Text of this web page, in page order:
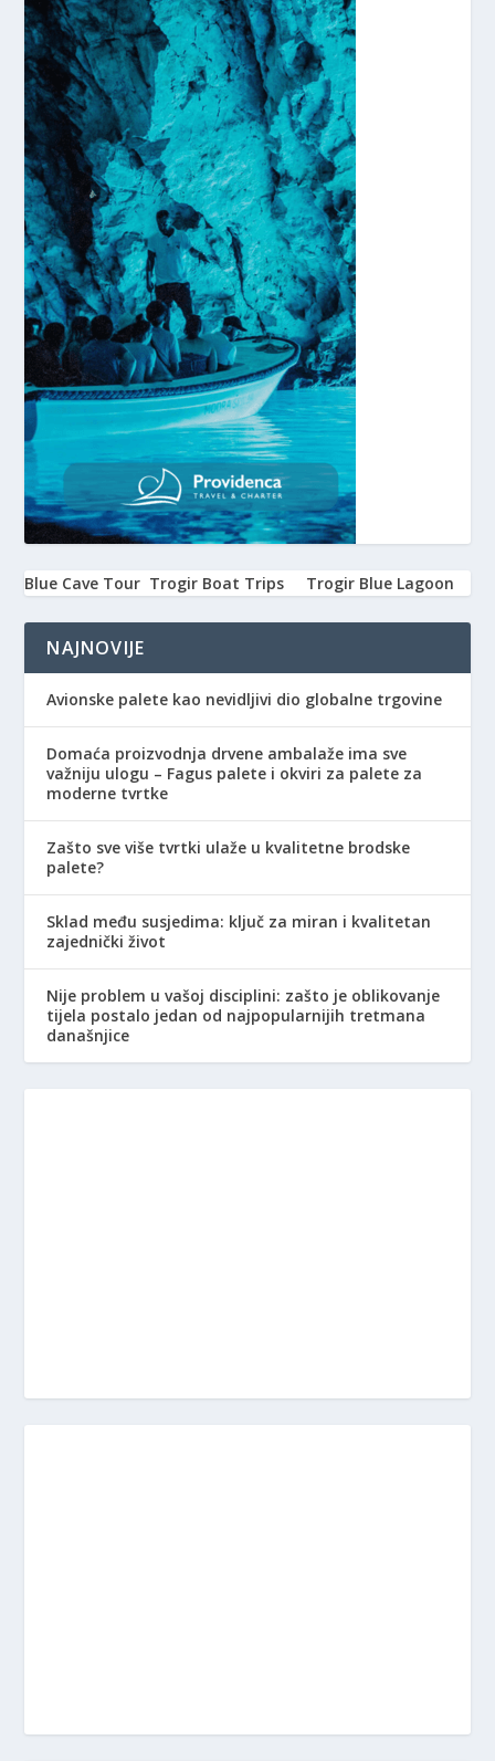
Blue Cave Tour Trogir Boat Trips Trogir Blue Lagoon
NAJNOVIJE
Avionske palete kao nevidljivi dio globalne trgovine
Domaća proizvodnja drvene ambalaže ima sve
važniju ulogu – Fagus palete i okviri za palete za
moderne tvrtke
Zašto sve više tvrtki ulaže u kvalitetne brodske
palete?
Sklad među susjedima: ključ za miran i kvalitetan
zajednički život
Nije problem u vašoj disciplini: zašto je oblikovanje
tijela postalo jedan od najpopularnijih tretmana
današnjice